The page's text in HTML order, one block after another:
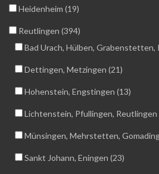
Heidenheim (19)
Reutlingen (394)
Bad Urach, Hülben, Grabenstetten,
Dettingen, Metzingen (21)
Hohenstein, Engstingen (13)
Lichtenstein, Pfullingen, Reutlingen
Münsingen, Mehrstetten,
Sankt Johann, Eningen (23)